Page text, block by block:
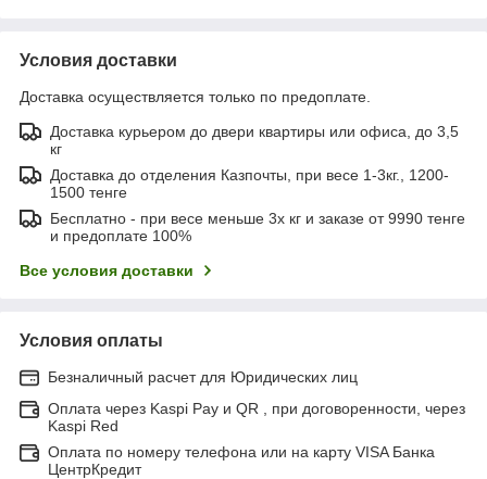
Условия доставки
Доставка осуществляется только по предоплате.
Доставка курьером до двери квартиры или офиса, до 3,5
кг
Доставка до отделения Казпочты, при весе 1-3кг., 1200-
1500 тенге
Бесплатно - при весе меньше 3х кг и заказе от 9990 тенге
и предоплате 100%
Все условия доставки
Условия оплаты
Безналичный расчет для Юридических лиц
Оплата через Kaspi Pay и QR , при договоренности, через
Kaspi Red
Оплата по номеру телефона или на карту VISA Банка
ЦентрКредит